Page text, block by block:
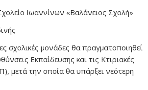
Ιωαννίνων «Βαλάνειος Σχολή»
σχολικές μονάδες θα πραγματοποιηθεί
Εκπαίδευσης και τις Κτιριακές
μετά την οποία θα υπάρξει νεότερη